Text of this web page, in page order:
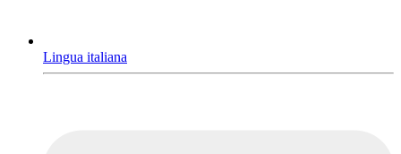
Lingua italiana